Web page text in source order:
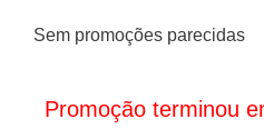
Sem promoções parecidas
Promoção terminou